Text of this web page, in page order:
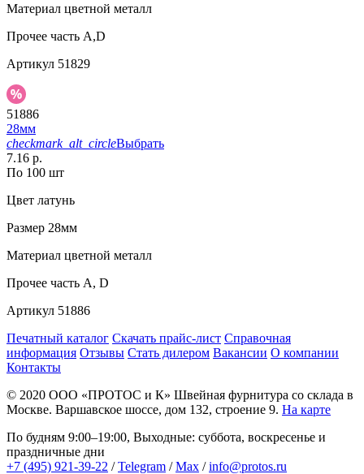
Материал цветной металл
Прочее часть А,D
Артикул 51829
51886
28мм
checkmark_alt_circleВыбрать
7.16 р.
По 100 шт
Цвет латунь
Размер 28мм
Материал цветной металл
Прочее часть A, D
Артикул 51886
Печатный каталог Скачать прайс-лист Справочная
информация Отзывы Стать дилером Вакансии О компании
Контакты
© 2020 ООО «ПРОТОС и К» Швейная фурнитура со склада в
Москве. Варшавское шоссе, дом 132, строение 9. На карте
По будням 9:00–19:00, Выходные: суббота, воскресенье и
праздничные дни
+7 (495) 921-39-22 /Telegram /Max /info@protos.ru